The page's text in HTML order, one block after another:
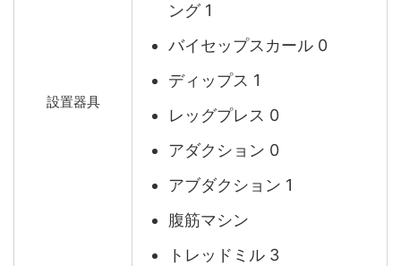
設置器具
ング 1
バイセップスカール 0
ディップス 1
レッグプレス 0
アダクション 0
アブダクション 1
腹筋マシン
トレッドミル 3